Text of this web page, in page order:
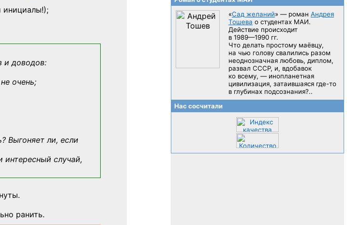
и доводов:
очень;
Выгоняет ли, если
интересный случай,
ранить.
«Сад желаний» — роман Андрея
Тошева о студентах МАИ.
Действие происходит
в 1989—1990 гг.
Что делать простому маёвцу,
на чью голову свалились разом
неоднозначная любовь, диплом,
развал CCCP, и, вдобавок
ко всему, — инопланетная
цивилизация, затаившаяся где-то
в глубинах подсознания?..
Нас сосчитали